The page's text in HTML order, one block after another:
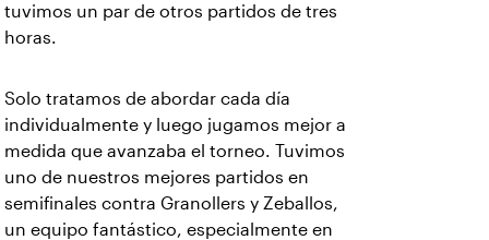
tuvimos un par de otros partidos de tres
horas.
Solo tratamos de abordar cada día
individualmente y luego jugamos mejor a
medida que avanzaba el torneo. Tuvimos
uno de nuestros mejores partidos en
semifinales contra Granollers y Zeballos,
un equipo fantástico, especialmente en